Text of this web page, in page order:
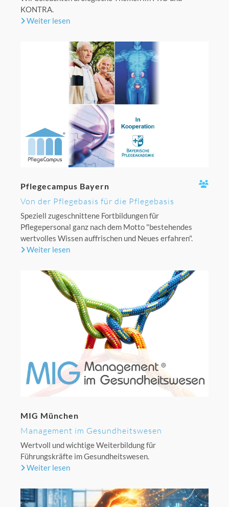
KONTRA.
Weiter lesen
Pflegecampus Bayern
Von der Pflegebasis für die Pflegebasis
Speziell zugeschnittene Fortbildungen für
Pflegepersonal ganz nach dem Motto "bestehendes
wertvolles Wissen auffrischen und Neues erfahren".
Weiter lesen
MIG München
Management im Gesundheitswesen
Wertvoll und wichtige Weiterbildung für
Führungskräfte im Gesundheitswesen.
Weiter lesen